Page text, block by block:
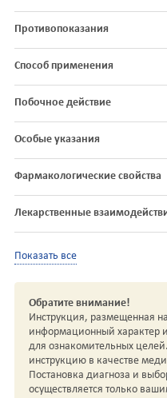
Противопоказания
Способ применения
Побочное действие
Особые указания
Фармакологические свойства
Лекарственные
Показать все
Обратите внимание!
Инструкция, размещенная
информационный характер
для ознакомительных
инструкцию в качестве
Постановка диагноза и
осуществляется только